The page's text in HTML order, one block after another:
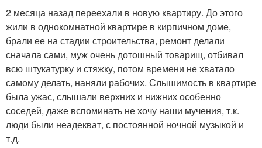
2 месяца назад переехали в новую квартиру. До этого
жили в однокомнатной квартире в кирпичном доме,
брали ее на стадии строительства, ремонт делали
сначала сами, муж очень дотошный товарищ, отбивал
всю штукатурку и стяжку, потом времени не хватало
самому делать, наняли рабочих. Слышимость в квартире
была ужас, слышали верхних и нижних особенно
соседей, даже вспоминать не хочу наши мучения, т.к.
люди были неадекват, с постоянной ночной музыкой и
т.д.